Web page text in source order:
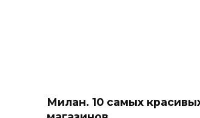
Милан. 10 самых